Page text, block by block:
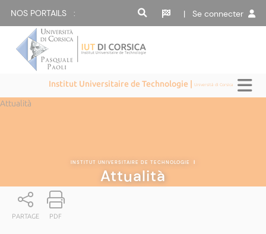
NOS PORTAILS : | Se connecter
Institut Universitaire de Technologie |Università di Corsica
Attualità
INSTITUT UNIVERSITAIRE DE TECHNOLOGIE |
Attualità
PARTAGE PDF